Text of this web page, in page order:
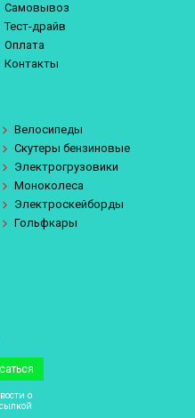
Самовывоз
Тест-драйв
Оплата
Контакты
Велосипеды
Скутеры бензиновые
Электрогрузовики
Моноколеса
Электроскейборды
Гольфкары
о